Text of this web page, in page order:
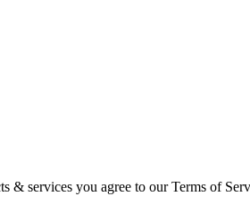
services you agree to our Terms of